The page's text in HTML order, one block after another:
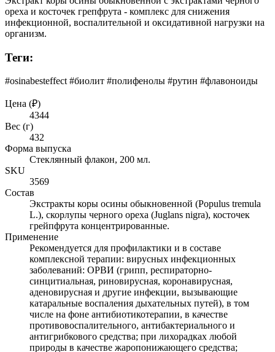
ореха и косточек грепфрута - комплекс для снижения
инфекционной, воспалительной и оксидативной нагрузки на
организм.
Теги:
#osinabesteffect #биолит #полифенолы #рутин #флавоноиды
Цена (₽)
4344
Вес (г)
432
Форма выпуска
Стеклянный флакон, 200 мл.
SKU
3569
Состав
Экстракты коры осины обыкновенной (Populus tremula
L.), скорлупы черного ореха (Juglans nigra), косточек
грейпфрута концентрированные.
Применение
Рекомендуется для профилактики и в составе
комплексной терапии: вирусных инфекционных
заболеваний: ОРВИ (грипп, респираторно-
синцитиальная, риновирусная, коронавирусная,
аденовирусная и другие инфекции, вызывающие
катаральные воспаления дыхательных путей), в том
числе на фоне антибиотикотерапии, в качестве
противовоспалительного, антибактериального и
антигрибкового средства; при лихорадках любой
природы в качестве жаропонижающего средства;